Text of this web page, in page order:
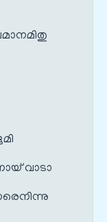
വാടാ